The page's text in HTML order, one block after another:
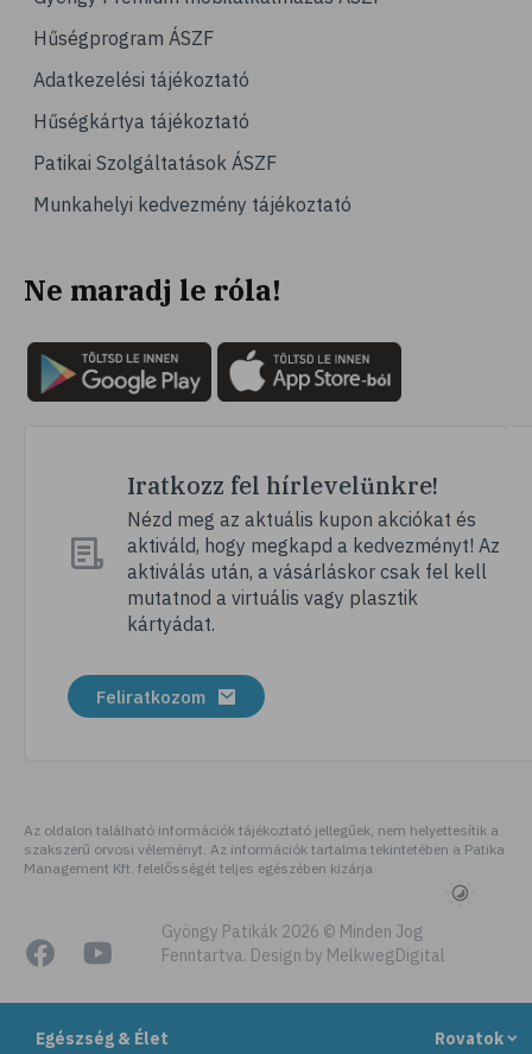
Egészség & Élet Rovatok
# vérnyomásmérés
# kardiológia
# kardiovaszkuláris betegségek
# szív- és érrendszer
# vérnyomás
# mozgás
# pszichológia
# hátfájás
# vérnyomáscsökkentés
# megfázás
# influenza
# fertőző betegségek
# köhögés
# immunerősítés
# kézmosás
# szépségápolás
# bőrápolás
# izlandi zuzmó
Hűségprogram ÁSZF
Adatkezelési tájékoztató
Hűségkártya tájékoztató
Patikai Szolgáltatások ÁSZF
Munkahelyi kedvezmény tájékoztató
Ne maradj le róla!
Iratkozz fel hírlevelünkre!
Nézd meg az aktuális kupon akciókat és
aktiváld, hogy megkapd a kedvezményt! Az
aktiválás után, a vásárláskor csak fel kell
mutatnod a virtuális vagy plasztik
kártyádat.
Feliratkozom
Az oldalon található információk tájékoztató jellegűek, nem helyettesítik a
szakszerű orvosi véleményt. Az információk tartalma tekintetében a Patika
Management Kft. felelősségét teljes egészében kizárja
Gyöngy Patikák 2026 © Minden Jog
Fenntartva. Design by MelkwegDigital